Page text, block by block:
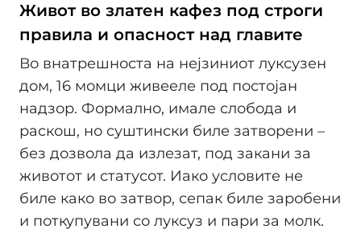
Живот во златен кафез под строги
правила и опасност над главите
Во внатрешноста на нејзиниот луксузен
дом, 16 момци живееле под постојан
надзор. Формално, имале слобода и
раскош, но суштински биле затворени –
без дозвола да излезат, под закани за
животот и статусот. Иако условите не
биле како во затвор, сепак биле заробени
и поткупувани со луксуз и пари за молк.